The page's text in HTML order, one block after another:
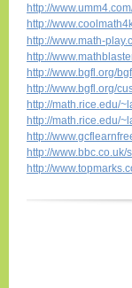
http://
http://
http://www.math-
http://
http://www.bgfl.org/
http://www.bgfl.org/
http://math.rice.edu/
http://math.rice.edu/
http://
http://
http://